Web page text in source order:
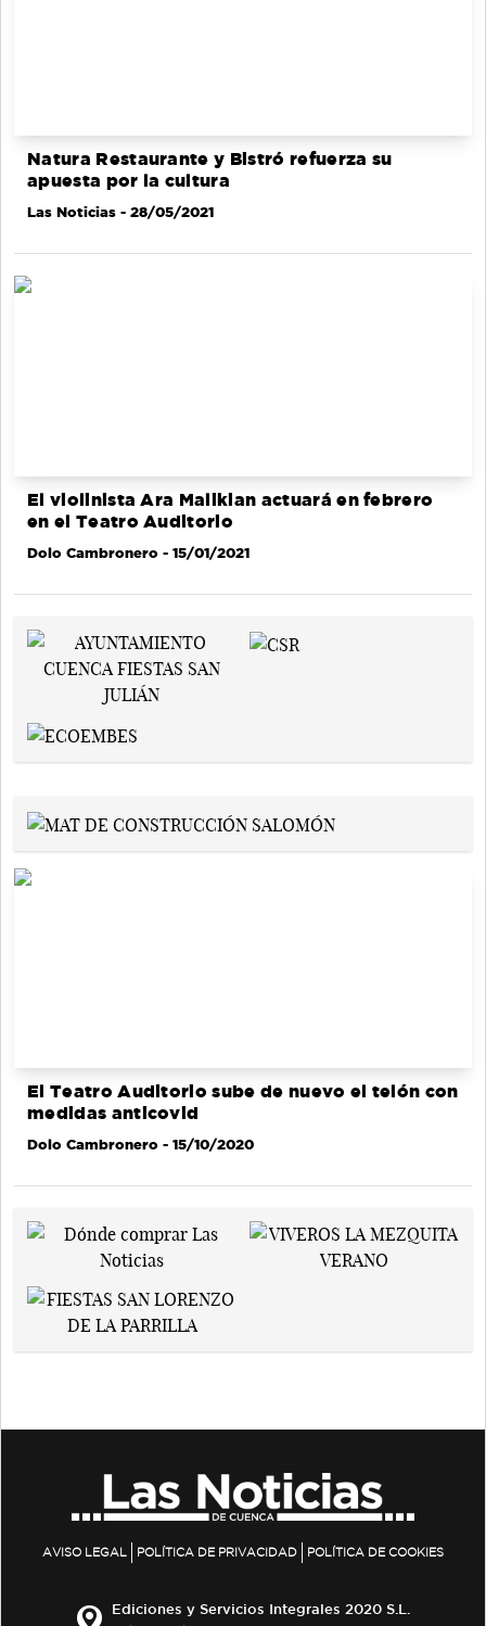
Natura Restaurante y Bistró refuerza su
apuesta por la cultura
Las Noticias - 28/05/2021
El violinista Ara Malikian actuará en febrero
en el Teatro Auditorio
Dolo Cambronero - 15/01/2021
El Teatro Auditorio sube de nuevo el telón con
medidas anticovid
Dolo Cambronero - 15/10/2020
AVISO LEGAL POLÍTICA DE PRIVACIDAD POLÍTICA DE COOKIES
Ediciones y Servicios Integrales 2020 S.L.